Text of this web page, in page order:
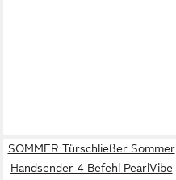
SOMMER Türschließer Sommer
Handsender 4 Befehl PearlVibe